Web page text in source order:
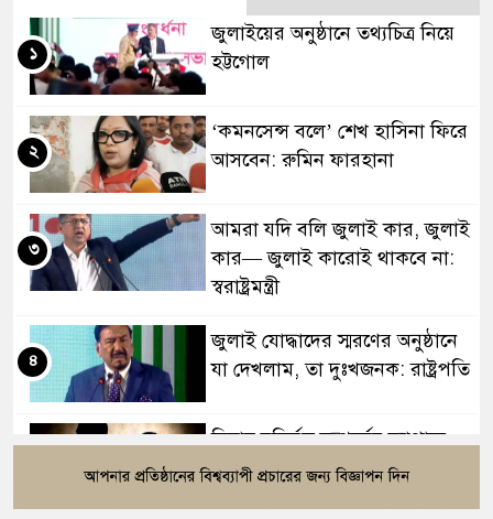
জুলাইয়ের অনুষ্ঠানে তথ্যচিত্র নিয়ে
হট্টগোল
১
‘কমনসেন্স বলে’ শেখ হাসিনা ফিরে
আসবেন: রুমিন ফারহানা
২
আমরা যদি বলি জুলাই কার, জুলাই
কার— জুলাই কারোই থাকবে না:
স্বরাষ্ট্রমন্ত্রী
৩
জুলাই যোদ্ধাদের স্মরণের অনুষ্ঠানে
যা দেখলাম, তা দুঃখজনক: রাষ্ট্রপতি
৪
বিবাহ বহির্ভূত সম্পর্কের ব্যাপারে
ইসলাম যা বলছে